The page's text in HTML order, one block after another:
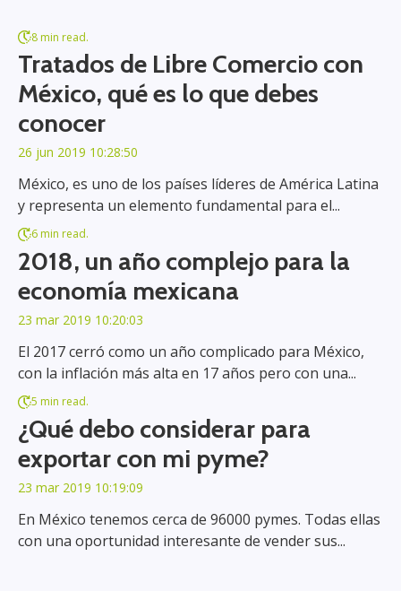
8 min read.
Tratados de Libre Comercio con
México, qué es lo que debes
conocer
26 jun 2019 10:28:50
México, es uno de los países líderes de América Latina
y representa un elemento fundamental para el...
6 min read.
2018, un año complejo para la
economía mexicana
23 mar 2019 10:20:03
El 2017 cerró como un año complicado para México,
con la inflación más alta en 17 años pero con una...
5 min read.
¿Qué debo considerar para
exportar con mi pyme?
23 mar 2019 10:19:09
En México tenemos cerca de 96000 pymes. Todas ellas
con una oportunidad interesante de vender sus...